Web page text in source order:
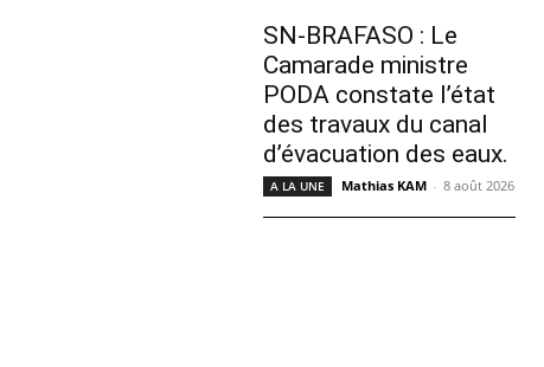
SN-BRAFASO : Le
Camarade ministre
PODA constate l’état
des travaux du canal
d’évacuation des eaux.
A LA UNE Mathias KAM - 8 août 2026